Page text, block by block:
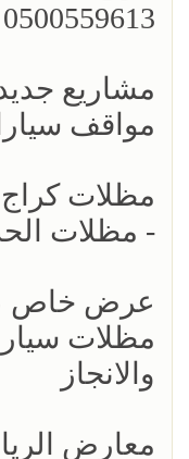
0500559613 - خصومات وتخفيضات - اشكال برجولات للحدائق حديثه - سواتر الرياض
مواقف
- مظلات
عرض خاص
والانجاز